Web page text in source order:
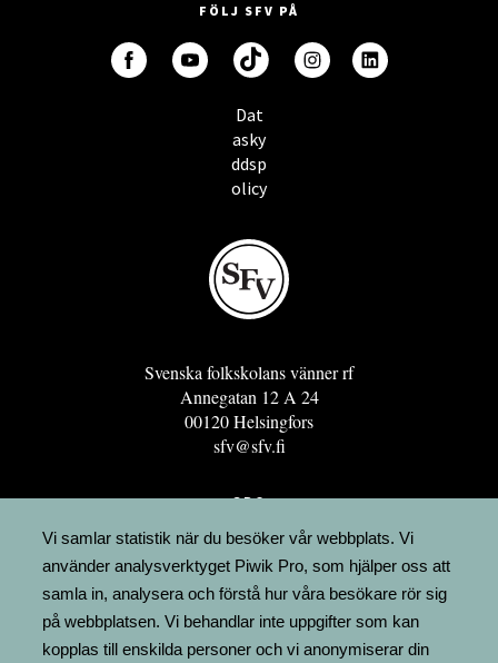
FÖLJ SFV PÅ
Dat
asky
ddsp
olicy
Svenska folkskolans vänner rf
Annegatan 12 A 24
00120 Helsingfors
sfv@sfv.fi
GRO
FÖRENINGSRESURSEN
MINNESRUNOR.FI
UPPSLAGSVERKET FINLAND
LÄGENHETER
FAKTURERING
Vi samlar statistik när du besöker vår webbplats. Vi
använder analysverktyget Piwik Pro, som hjälper oss att
samla in, analysera och förstå hur våra besökare rör sig
på webbplatsen. Vi behandlar inte uppgifter som kan
kopplas till enskilda personer och vi anonymiserar din